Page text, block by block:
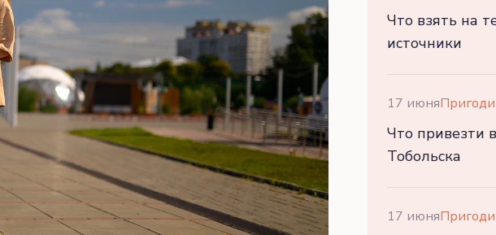
Что взять на
источники
17 июня
Что привезти
Тобольска
17 июня